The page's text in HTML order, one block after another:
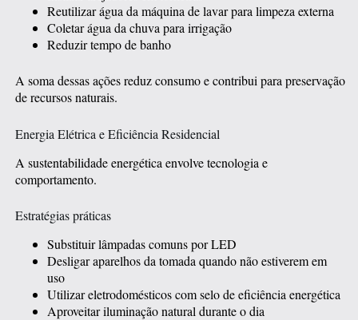
Reutilizar água da máquina de lavar para limpeza externa
Coletar água da chuva para irrigação
Reduzir tempo de banho
A soma dessas ações reduz consumo e contribui para preservação
de recursos naturais.
Energia Elétrica e Eficiência Residencial
A sustentabilidade energética envolve tecnologia e
comportamento.
Estratégias práticas
Substituir lâmpadas comuns por LED
Desligar aparelhos da tomada quando não estiverem em
uso
Utilizar eletrodomésticos com selo de eficiência energética
Aproveitar iluminação natural durante o dia